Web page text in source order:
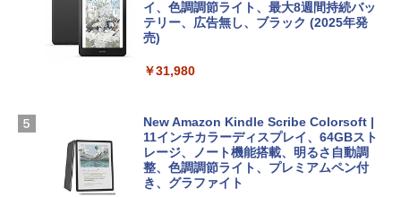
【Amazon.co.jp限定】 HP ノートパソコ
ン 15-fd 15.6インチ 16GBメモリ 512GB
SSD インテル Core 5
￥129,800
FMV ノートパソコン WE1-K3 (MS 365 P
ersonal/Copilotキー搭載/Win 11/15.6型/
Core i5/16GB/SSD 512GB/ホワイト) FM
VWK3E15W_AZ
￥39,582
ト): Java & Bedrock Edition | オンライ
￥3,600
FM TOWNS ハイパー・カタログ: 本体ハ
ェクトリストと最新エミュレータ紹介
イ、色調調節ライト、最大8週間持続バッ
テリー、広告無し、ブラック (2025年発
売)
￥31,980
New Amazon Kindle Scribe Colorsoft |
11インチカラーディスプレイ、64GBスト
レージ、ノート機能搭載、明るさ自動調
整、色調調節ライト、プレミアムペン付
き、グラファイト